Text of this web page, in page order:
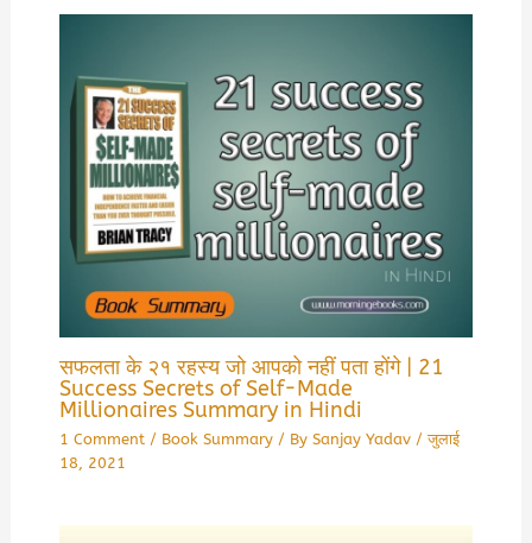
सफलता के २१ रहस्य जो आपको नहीं पता होंगे | 21
Success Secrets of Self-Made
Millionaires Summary in Hindi
1 Comment / Book Summary/ By Sanjay Yadav /जुलाई
18, 2021